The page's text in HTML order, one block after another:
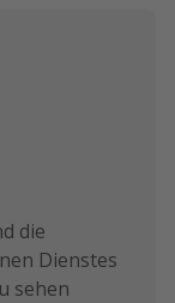
die
Dienstes
sehen